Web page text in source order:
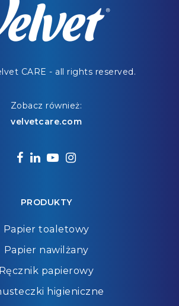
CARE - all rights reserved.
Zobacz również:
velvetcare.com
facebook
linkedin
youtubeinstagram
PRODUKTY
Papier toaletowy
Papier nawilżany
Ręcznik papierowy
higieniczne